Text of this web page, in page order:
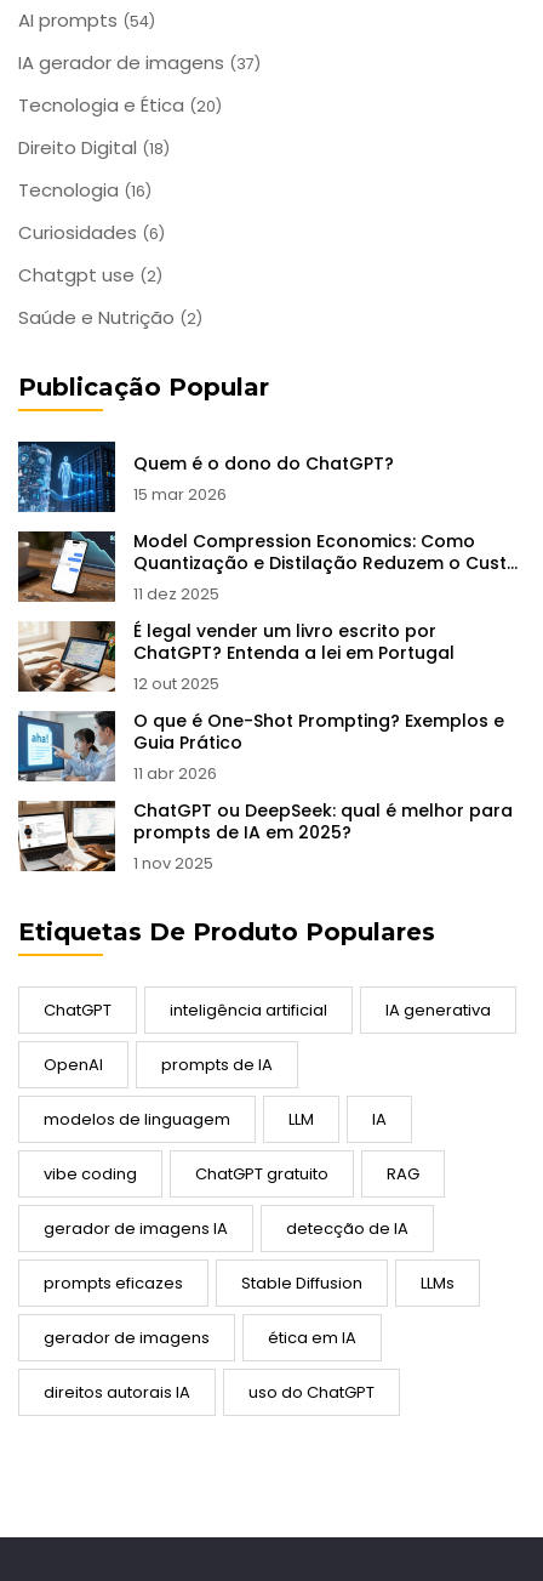
AI prompts (54)
IA gerador de imagens (37)
Tecnologia e Ética (20)
Direito Digital (18)
Tecnologia (16)
Curiosidades (6)
Chatgpt use (2)
Saúde e Nutrição (2)
Publicação Popular
Quem é o dono do ChatGPT?
15 mar 2026
Model Compression Economics: Como
Quantização e Distilação Reduzem o Custo
de LLMs
11 dez 2025
É legal vender um livro escrito por
ChatGPT? Entenda a lei em Portugal
12 out 2025
O que é One-Shot Prompting? Exemplos e
Guia Prático
11 abr 2026
ChatGPT ou DeepSeek: qual é melhor para
prompts de IA em 2025?
1 nov 2025
Etiquetas De Produto Populares
ChatGPT inteligência artificial IA generativa
OpenAI prompts de IA
modelos de linguagem LLM IA
vibe coding ChatGPT gratuito RAG
gerador de imagens IA detecção de IA
prompts eficazes Stable Diffusion LLMs
gerador de imagens ética em IA
direitos autorais IA uso do ChatGPT